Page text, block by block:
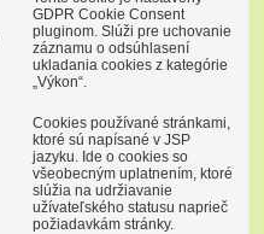
GDPR Cookie Consent
pluginom. Slúži pre uchovanie
záznamu o odsúhlasení
ukladania cookies z kategórie
„Výkon“.
Cookies používané stránkami,
ktoré sú napísané v JSP
jazyku. Ide o cookies so
všeobecným uplatnením, ktoré
slúžia na udržiavanie
užívateľského statusu naprieč
požiadavkám stránky.